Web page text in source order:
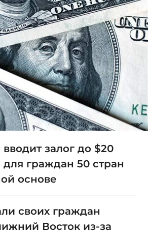
залог до $20
для граждан 50 стран
основе
своих граждан
Восток из-за